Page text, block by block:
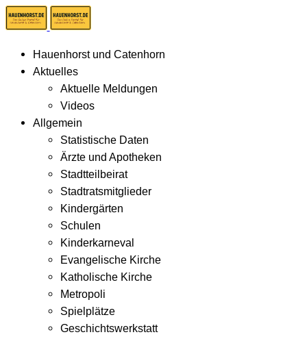
Hauenhorst und Catenhorn
Aktuelles
Aktuelle Meldungen
Videos
Allgemein
Statistische Daten
Ärzte und Apotheken
Stadtteilbeirat
Stadtratsmitglieder
Kindergärten
Schulen
Kinderkarneval
Evangelische Kirche
Katholische Kirche
Metropoli
Spielplätze
Geschichtswerkstatt